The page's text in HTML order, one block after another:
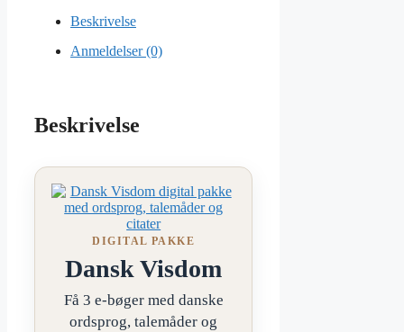
Beskrivelse
Anmeldelser (0)
Beskrivelse
DIGITAL PAKKE
Dansk Visdom
Få 3 e-bøger med danske
ordsprog, talemåder og